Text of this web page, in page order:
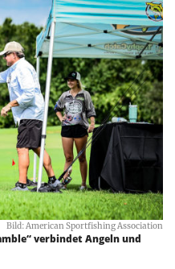
Bild: American Sportfishing Association
verbindet Angeln und